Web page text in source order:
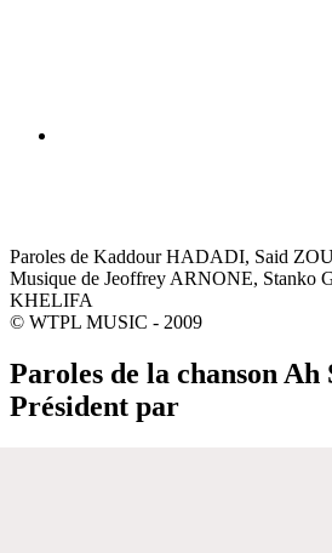
Paroles de Kaddour HADADI, Said
Musique de Jeoffrey ARNONE, Stanko
KHELIFA
© WTPL MUSIC - 2009
Paroles de la chanson Ah
Président par